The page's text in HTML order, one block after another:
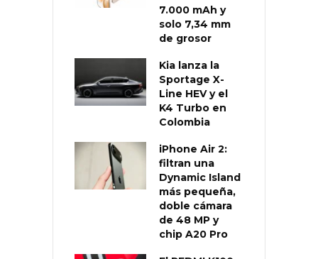
7.000 mAh y
solo 7,34 mm
de grosor
Kia lanza la
Sportage X-
Line HEV y el
K4 Turbo en
Colombia
iPhone Air 2:
filtran una
Dynamic Island
más pequeña,
doble cámara
de 48 MP y
chip A20 Pro